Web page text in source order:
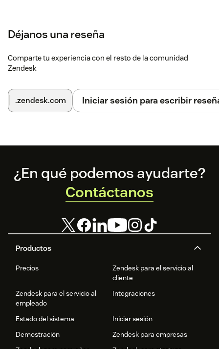
Déjanos una reseña
Comparte tu experiencia con el resto de la comunidad
Zendesk
.zendesk.com Iniciar sesión para escribir
Footer
Productos
Precios
Zendesk para el servicio al
cliente
Zendesk para el servicio al
empleado
Integraciones
Estado del sistema
Iniciar sesión
Demostración
Zendesk para empresas
¿En qué podemos ayudarte?
Contáctanos